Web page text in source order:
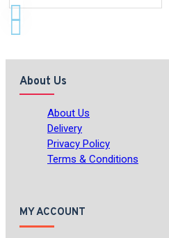
About Us
About Us
Delivery
Privacy Policy
Terms & Conditions
MY ACCOUNT